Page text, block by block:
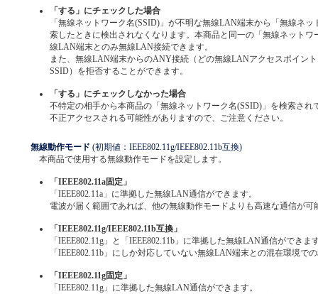
「する」にチェックした場合
「無線ネットワーク名(SSID)」が不明な無線LAN端末から「無線ネッ
索したときに検出されなくなります。本商品と同一の「無線ネットワ
線LAN端末とのみ無線LAN接続できます。
また、無線LAN端末からのANY接続（どの無線LANアクセスポイン
SSID）を拒否することができます。
「する」にチェックしなかった場合
不特定の相手から本商品の「無線ネットワーク名(SSID)」を検索され
不正アクセスされる可能性がありますので、ご注意ください。
無線動作モード (初期値：IEEE802.11g/IEEE802.11b互換)
本商品で使用する無線動作モードを設定します。
「IEEE802.11a固定」
「IEEE802.11a」に準拠した無線LAN通信ができます。
電波が届く範囲であれば、他の無線動作モードよりも高速な通信が可
「IEEE802.11g/IEEE802.11b互換」
「IEEE802.11g」と「IEEE802.11b」に準拠した無線LAN通信ができま
「IEEE802.11b」にしか対応していない無線LAN端末との混在環境で
「IEEE802.11g固定」
「IEEE802.11g」に準拠した無線LAN通信ができます。